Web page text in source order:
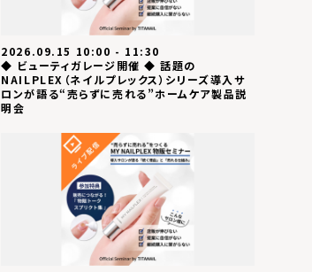
2026.09.15 10:00 - 11:30
◆ ビューティガレージ開催 ◆ 話題の
NAILPLEX（ネイルプレックス）シリーズ導入サ
ロンが語る“売らずに売れる”ホームケア製品説
明会